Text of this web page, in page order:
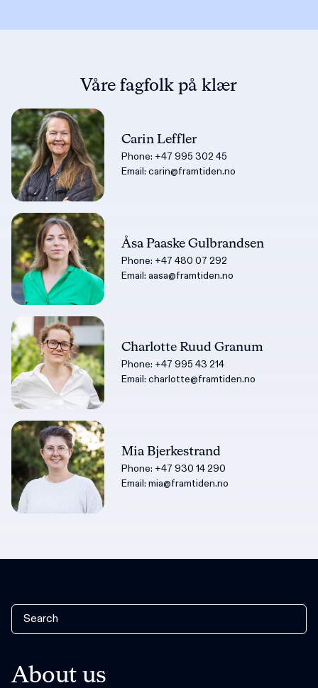
Våre fagfolk på klær
Carin Leffler
Phone: +47 995 302 45
Email: carin@framtiden.no
Åsa Paaske Gulbrandsen
Phone: +47 480 07 292
Email: aasa@framtiden.no
Charlotte Ruud Granum
Phone: +47 995 43 214
Email: charlotte@framtiden.no
Mia Bjerkestrand
Phone: +47 930 14 290
Email: mia@framtiden.no
About us